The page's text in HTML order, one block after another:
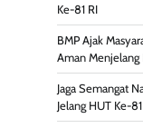
Ke-81 RI
BMP Ajak
Aman Menjelang
Jaga Semangat
Jelang HUT Ke-